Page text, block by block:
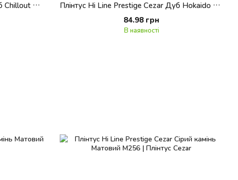
Плінтус Hi Line Prestige Cezar Дуб Chillout Матовий
Плінтус Hi Line Prestige Cezar Дуб Hokaido Матовий M232
84.98 грн
В наявності